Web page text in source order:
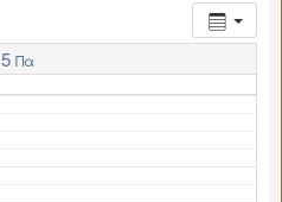
5 Πα